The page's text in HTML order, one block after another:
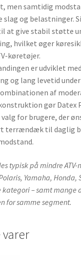
men samtidig
slag og belastninger.
at give stabil støtte
hvilket øger
køretøjer.
er udviklet
og lang levetid
af
gør Datex
for brugere, der
terrændæk til daglig
typisk på mindre
Yamaha, Honda,
– samt mange
for samme segment.